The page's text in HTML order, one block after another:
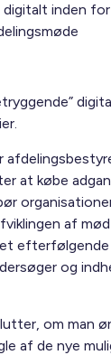
inden
at købe
af
og
om man
af de nye